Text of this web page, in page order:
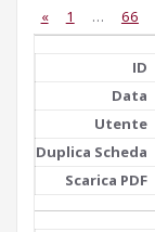
« 1 … 66